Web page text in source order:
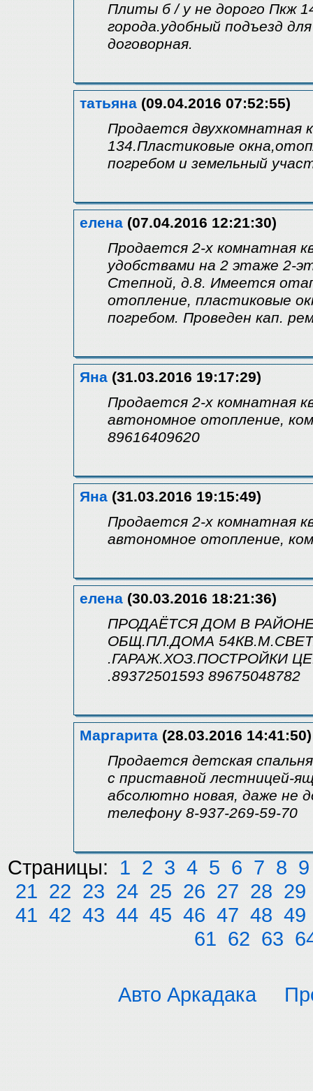
Плиты б / у не дорого Пкж
города.удобный подъезд
договорная.
татьяна (09.04.2016 07:52:55)
Продается двухкомнатная
134.Пластиковые
погребом и земельный
елена (07.04.2016 12:21:30)
Продается 2-х комнатная
удобствами на 2 этаже 2-
Степной, д.8. Имеется
отопление, пластиковые
погребом. Проведен кап.
Яна (31.03.2016 19:17:29)
Продается 2-х комнатная
автономное отопление,
89616409620
Яна (31.03.2016 19:15:49)
Продается 2-х комнатная
автономное отопление,
елена (30.03.2016 18:21:36)
ПРОДАЁТСЯ ДОМ В
ОБЩ.ПЛ.ДОМА
.ГАРАЖ.ХОЗ.ПОСТРОЙКИ
.89372501593 89675048782
Маргарита (28.03.2016 14:41:50)
Продается детская
с приставной лестницей-
абсолютно новая, даже не
телефону 8-937-269-59-70
Страницы: 1 2 3 4 5 6 7 8 9
21 22 23 24 25 26 27 28 29
41 42 43 44 45 46 47 48 49
61 62 63
Авто Аркадака